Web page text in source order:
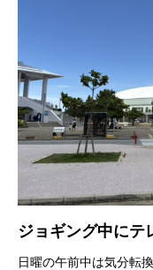
ジョギング中にテ
日曜の午前中は気分転